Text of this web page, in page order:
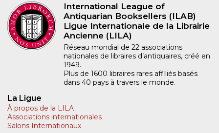
International League of
Antiquarian Booksellers (ILAB)
Ligue Internationale de la Librairie
Ancienne (LILA)
Réseau mondial de 22 associations
nationales de libraires d’antiquaires, créé en
1949.
Plus de 1600 libraires rares affiliés basés
dans 40 pays à travers le monde.
La Ligue
À propos de la LILA
Associations internationales
Salons Internationaux